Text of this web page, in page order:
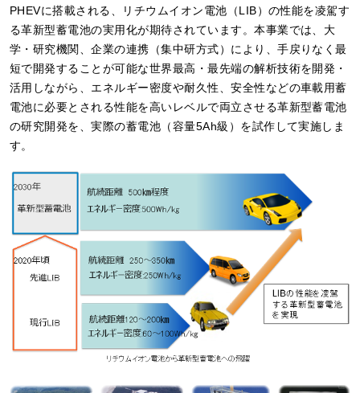
PHEVに搭載される、リチウムイオン電池（LIB）の性能を凌駕す
る革新型蓄電池の実用化が期待されています。本事業では、大
学・研究機関、企業の連携（集中研方式）により、手戻りなく最
短で開発することが可能な世界最高・最先端の解析技術を開発・
活用しながら、エネルギー密度や耐久性、安全性などの車載用蓄
電池に必要とされる性能を高いレベルで両立させる革新型蓄電池
の研究開発を、実際の蓄電池（容量5Ah級）を試作して実施しま
す。